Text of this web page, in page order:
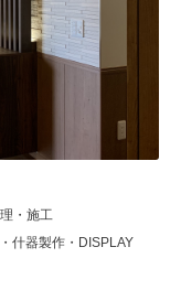
・施工
什器製作・DISPLAY